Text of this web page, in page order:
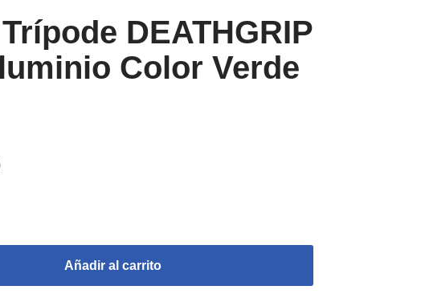
DEATHGRIP
Color Verde
Añadir al carrito